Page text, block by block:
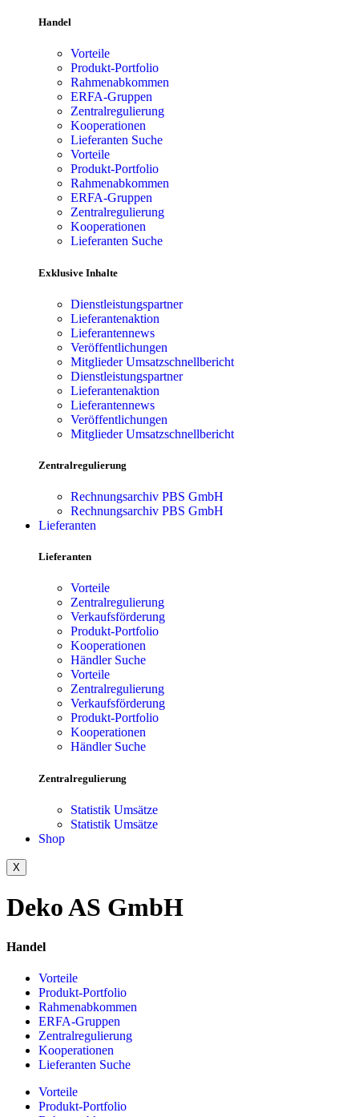
Handel
Vorteile
Produkt-Portfolio
Rahmenabkommen
ERFA-Gruppen
Zentralregulierung
Kooperationen
Lieferanten Suche
Vorteile
Produkt-Portfolio
Rahmenabkommen
ERFA-Gruppen
Zentralregulierung
Kooperationen
Lieferanten Suche
Exklusive Inhalte
Dienstleistungspartner
Lieferantenaktion
Lieferantennews
Veröffentlichungen
Mitglieder Umsatzschnellbericht
Dienstleistungspartner
Lieferantenaktion
Lieferantennews
Veröffentlichungen
Mitglieder Umsatzschnellbericht
Zentralregulierung
Rechnungsarchiv PBS GmbH
Rechnungsarchiv PBS GmbH
Lieferanten
Lieferanten
Vorteile
Zentralregulierung
Verkaufsförderung
Produkt-Portfolio
Kooperationen
Händler Suche
Vorteile
Zentralregulierung
Verkaufsförderung
Produkt-Portfolio
Kooperationen
Händler Suche
Zentralregulierung
Statistik Umsätze
Statistik Umsätze
Shop
X
Deko AS GmbH
Handel
Vorteile
Produkt-Portfolio
Rahmenabkommen
ERFA-Gruppen
Zentralregulierung
Kooperationen
Lieferanten Suche
Vorteile
Produkt-Portfolio